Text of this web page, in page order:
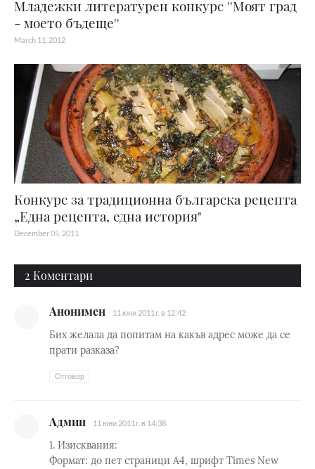
Младежки литературен конкурс ''Моят град
- моето бъдеще''
March 11, 2012
Конкурс за традиционна българска рецепта
„Една рецепта, една история"
December 05, 2011
2 Коментари
Анонимен 11 юни 2011 г. в 12:42
Бих желала да попитам на какъв адрес може да се
прати разказа?
Отговор
Админ 11 юни 2011 г. в 14:38
1. Изисквания:
Формат: до пет страници А4, шрифт Times New